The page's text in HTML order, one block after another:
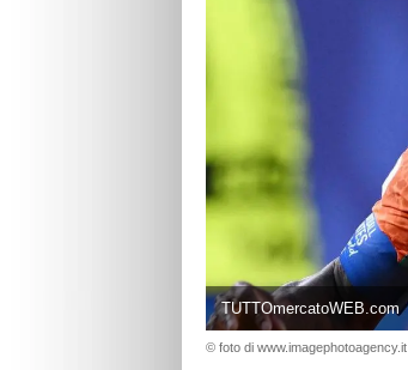
TUTTOmercatoWEB.com
© foto di www.imagephotoagency.it